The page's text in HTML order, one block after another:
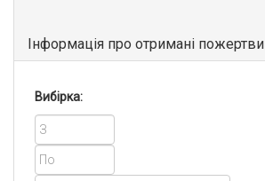
Інформація про отримані пожертви
Вибірка: